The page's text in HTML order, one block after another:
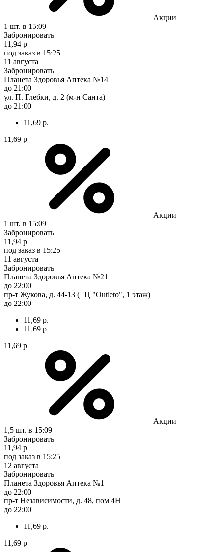
Акции
1 шт. в 15:09
Забронировать
11,94 р.
под заказ в 15:25
11 августа
Забронировать
Планета Здоровья Аптека №14
до 21:00
ул. П. Глебки, д. 2 (м-н Санта)
до 21:00
11,69 р.
11,69 р.
Акции
1 шт. в 15:09
Забронировать
11,94 р.
под заказ в 15:25
11 августа
Забронировать
Планета Здоровья Аптека №21
до 22:00
пр-т Жукова, д. 44-13 (ТЦ "Outleto", 1 этаж)
до 22:00
11,69 р.
11,69 р.
11,69 р.
Акции
1,5 шт. в 15:09
Забронировать
11,94 р.
под заказ в 15:25
12 августа
Забронировать
Планета Здоровья Аптека №1
до 22:00
пр-т Независимости, д. 48, пом.4Н
до 22:00
11,69 р.
11,69 р.